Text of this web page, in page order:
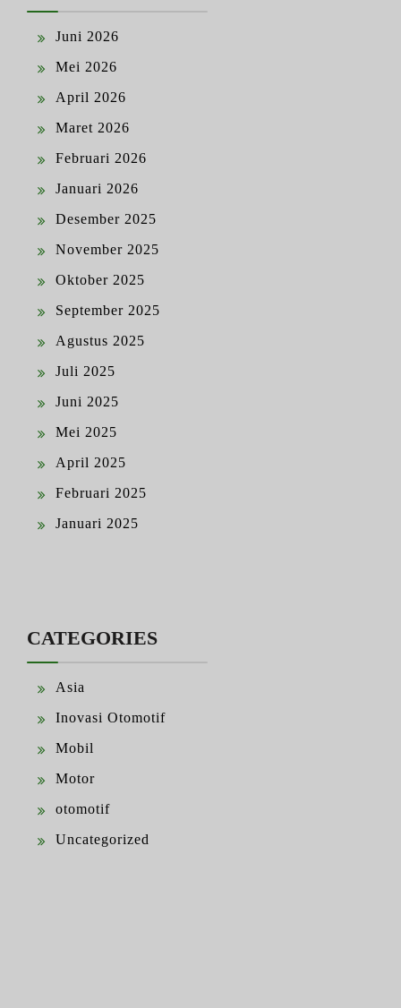
Juni 2026
Mei 2026
April 2026
Maret 2026
Februari 2026
Januari 2026
Desember 2025
November 2025
Oktober 2025
September 2025
Agustus 2025
Juli 2025
Juni 2025
Mei 2025
April 2025
Februari 2025
Januari 2025
CATEGORIES
Asia
Inovasi Otomotif
Mobil
Motor
otomotif
Uncategorized